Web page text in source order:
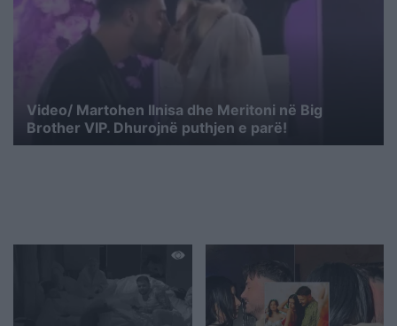
Video/ Martohen Ilnisa dhe Meritoni në Big
Brother VIP. Dhurojnë puthjen e parë!